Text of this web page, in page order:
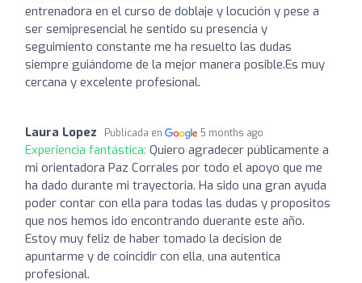
entrenadora en el curso de doblaje y locución y pese a
ser semipresencial he sentido su presencia y
seguimiento constante me ha resuelto las dudas
siempre guiándome de la mejor manera posible.Es muy
cercana y excelente profesional.
Laura Lopez Publicada en 5 months ago
Experiencia fantástica: Quiero agradecer públicamente a
mi orientadora Paz Corrales por todo el apoyo que me
ha dado durante mi trayectoria. Ha sido una gran ayuda
poder contar con ella para todas las dudas y propositos
que nos hemos ido encontrando duerante este año.
Estoy muy feliz de haber tomado la decision de
apuntarme y de coincidir con ella, una autentica
profesional.